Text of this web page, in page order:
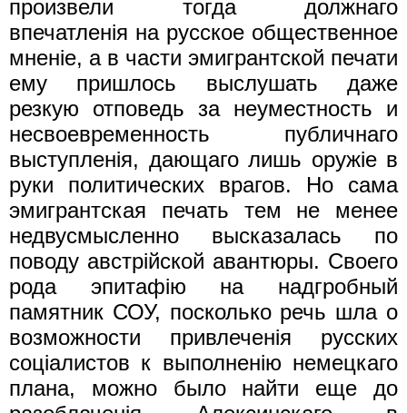
произвели тогда должнаго
впечатленiя на русское общественное
мненiе, а в части эмигрантской печати
ему пришлось выслушать даже
резкую отповедь за неуместность и
несвоевременность публичнаго
выступленiя, дающаго лишь оружiе в
руки политических врагов. Но сама
эмигрантская печать тем не менее
недвусмысленно высказалась по
поводу австрiйской авантюры. Своего
рода эпитафiю на надгробный
памятник СОУ, посколько речь шла о
возможности привлеченiя русских
соцiалистов к выполненiю немецкаго
плана, можно было найти еще до